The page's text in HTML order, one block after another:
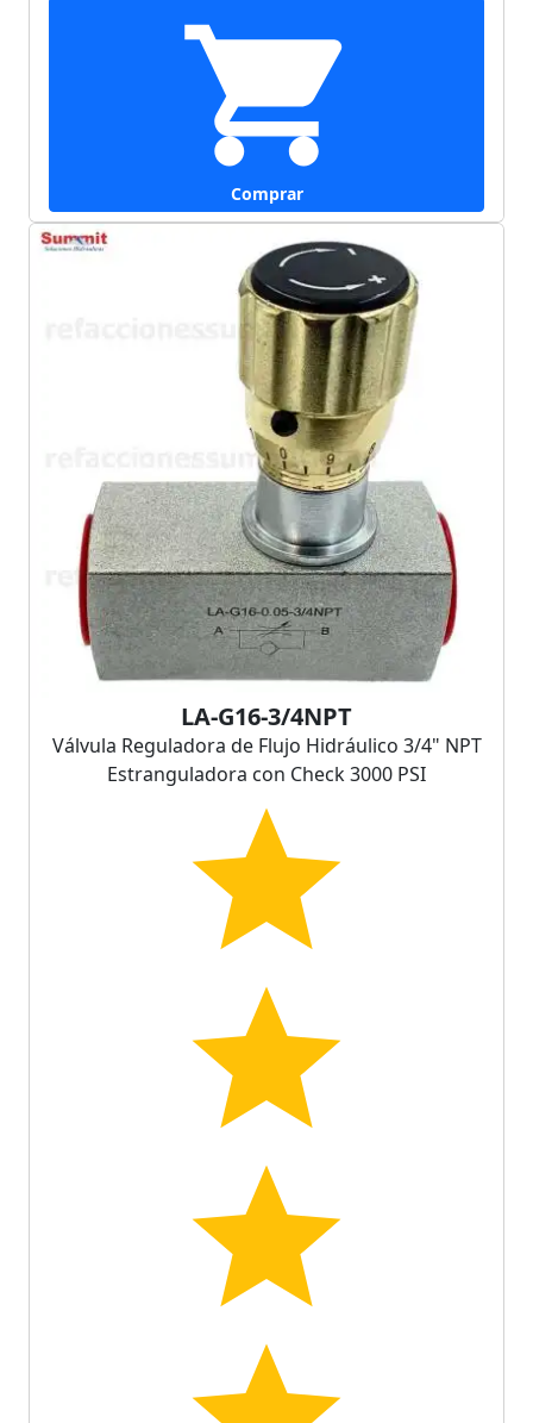
Comprar
LA-G16-3/4NPT
Válvula Reguladora de Flujo Hidráulico 3/4" NPT
Estranguladora con Check 3000 PSI